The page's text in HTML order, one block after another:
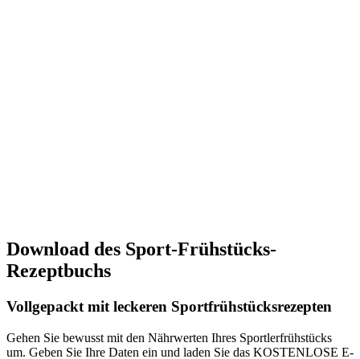
Download des Sport-Frühstücks-
Rezeptbuchs
Vollgepackt mit leckeren Sportfrühstücksrezepten
Gehen Sie bewusst mit den Nährwerten Ihres Sportlerfrühstücks
um. Geben Sie Ihre Daten ein und laden Sie das KOSTENLOSE E-